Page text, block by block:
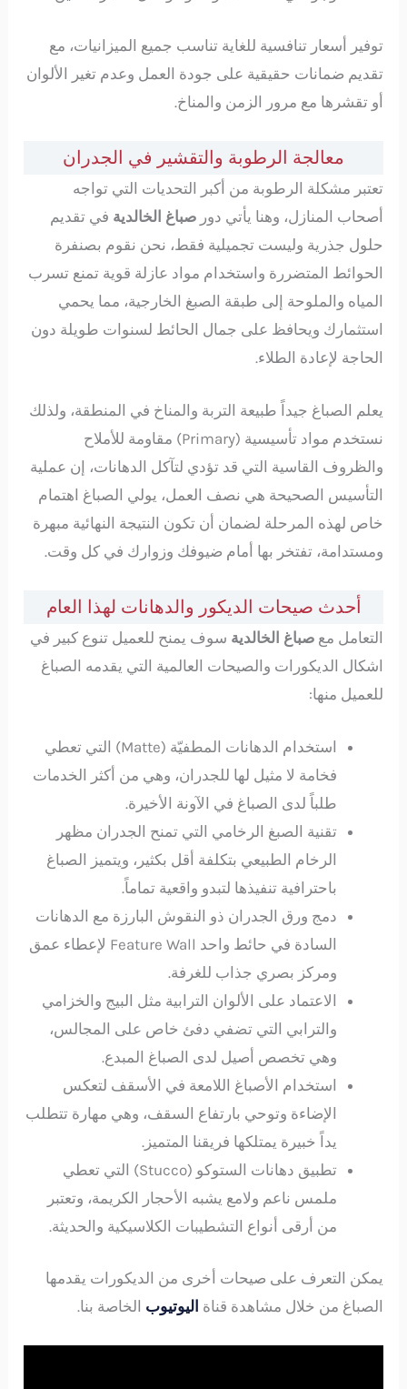
توفير أسعار تنافسية للغاية تناسب جميع الميزانيات، مع
تقديم ضمانات حقيقية على جودة العمل وعدم تغير الألوان
أو تقشرها مع مرور الزمن والمناخ.
معالجة الرطوبة والتقشير في الجدران
تعتبر مشكلة الرطوبة من أكبر التحديات التي تواجه
أصحاب المنازل، وهنا يأتي دورصباغ الخالدية في تقديم
حلول جذرية وليست تجميلية فقط، نحن نقوم بصنفرة
الحوائط المتضررة واستخدام مواد عازلة قوية تمنع تسرب
المياه والملوحة إلى طبقة الصبغ الخارجية، مما يحمي
استثمارك ويحافظ على جمال الحائط لسنوات طويلة دون
الحاجة لإعادة الطلاء.
يعلم الصباغ جيداً طبيعة التربة والمناخ في المنطقة، ولذلك
نستخدم مواد تأسيسية (Primary) مقاومة للأملاح
والظروف القاسية التي قد تؤدي لتآكل الدهانات، إن عملية
التأسيس الصحيحة هي نصف العمل، يولي الصباغ اهتمام
خاص لهذه المرحلة لضمان أن تكون النتيجة النهائية مبهرة
ومستدامة، تفتخر بها أمام ضيوفك وزوارك في كل وقت.
أحدث صيحات الديكور والدهانات لهذا العام
التعامل معصباغ الخالدية سوف يمنح للعميل تنوع كبير في
اشكال الديكورات والصيحات العالمية التي يقدمه الصباغ
للعميل منها:
استخدام الدهانات المطفيّة (Matte) التي تعطي
فخامة لا مثيل لها للجدران، وهي من أكثر الخدمات
طلباً لدى الصباغ في الآونة الأخيرة.
تقنية الصبغ الرخامي التي تمنح الجدران مظهر
الرخام الطبيعي بتكلفة أقل بكثير، ويتميز الصباغ
باحترافية تنفيذها لتبدو واقعية تماماً.
دمج ورق الجدران ذو النقوش البارزة مع الدهانات
السادة في حائط واحد Feature Wall لإعطاء عمق
ومركز بصري جذاب للغرفة.
الاعتماد على الألوان الترابية مثل البيج والخزامي
والترابي التي تضفي دفئ خاص على المجالس،
وهي تخصص أصيل لدى الصباغ المبدع.
استخدام الأصباغ اللامعة في الأسقف لتعكس
الإضاءة وتوحي بارتفاع السقف، وهي مهارة تتطلب
يداً خبيرة يمتلكها فريقنا المتميز.
تطبيق دهانات الستوكو (Stucco) التي تعطي
ملمس ناعم ولامع يشبه الأحجار الكريمة، وتعتبر
من أرقى أنواع التشطيبات الكلاسيكية والحديثة.
يمكن التعرف على صيحات أخرى من الديكورات يقدمها
الصباغ من خلال مشاهدة قناة اليوتيوب الخاصة بنا.